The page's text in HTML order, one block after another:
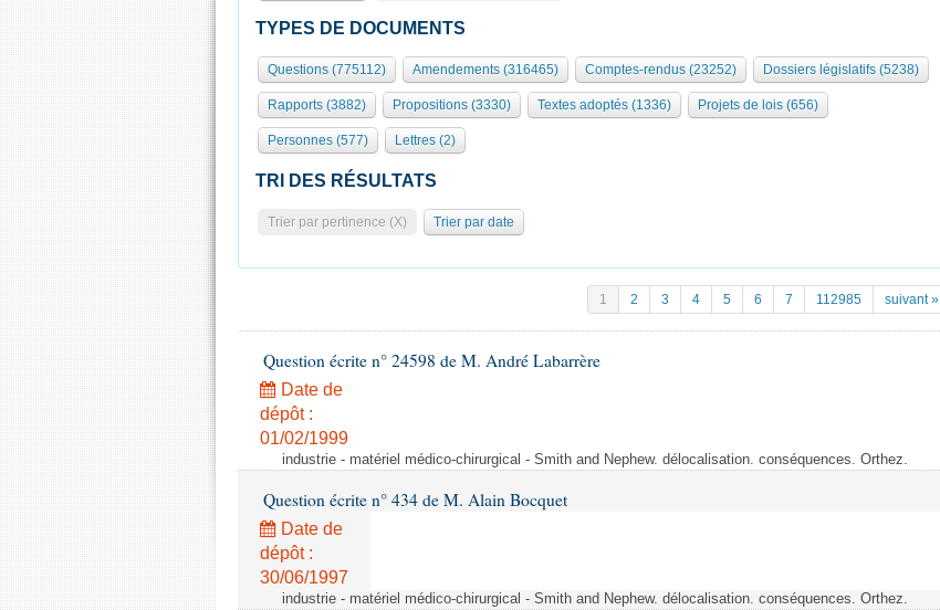
TYPES DE DOCUMENTS
Questions (775112) Amendements (316465) Comptes-rendus (23252) Dossiers législatifs (5238)
Rapports (3882) Propositions (3330) Textes adoptés (1336) Projets de lois (656)
Personnes (577) Lettres (2)
TRI DES RÉSULTATS
Trier par pertinence (X) Trier par date
1 2 3 4 5 6 7 112985 suivant »
Question écrite n° 24598 de M. André Labarrère
Date de
dépôt :
01/02/1999
industrie - matériel médico-chirurgical - Smith and Nephew. délocalisation. conséquences. Orthez.
Question écrite n° 434 de M. Alain Bocquet
Date de
dépôt :
30/06/1997
industrie - matériel médico-chirurgical - Smith and Nephew. délocalisation. conséquences. Orthez.